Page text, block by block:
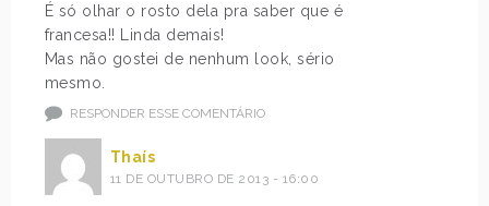
É só olhar o rosto dela pra saber que é
francesa!! Linda demais!
Mas não gostei de nenhum look, sério
mesmo.
RESPONDER ESSE COMENTÁRIO
Thaís
11 DE OUTUBRO DE 2013 - 16:00